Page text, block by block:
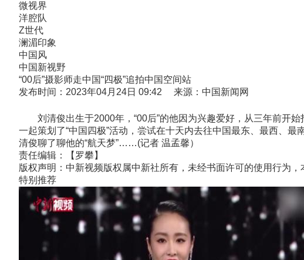
微视界
洋腔队
Z世代
澜湄印象
中国风
中国新视野
“00后”摄影师走中国“四极”追拍中国空间站
发布时间：2023年04月24日 09:42 来源：中国新闻网
刘清俊出生于2000年，“00后”的他因为兴趣爱好，从三年前开始
一起策划了“中国四极”活动，尝试在十天内去往中国最东、最西、
清俊聊了聊他的“航天梦”……(记者 温孟馨）
责任编辑：【罗攀】
版权声明：中新视频版权属中新社所有，未经书面许可的使用行为，
特别推荐